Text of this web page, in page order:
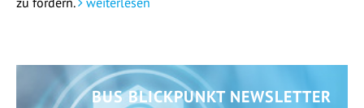
BUS BLICKPUNKT NEWSLETTER